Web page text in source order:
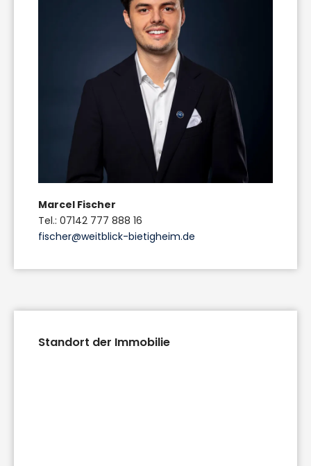
Marcel Fischer
Tel.: 07142 777 888 16
fischer@weitblick-bietigheim.de
Standort der Immobilie